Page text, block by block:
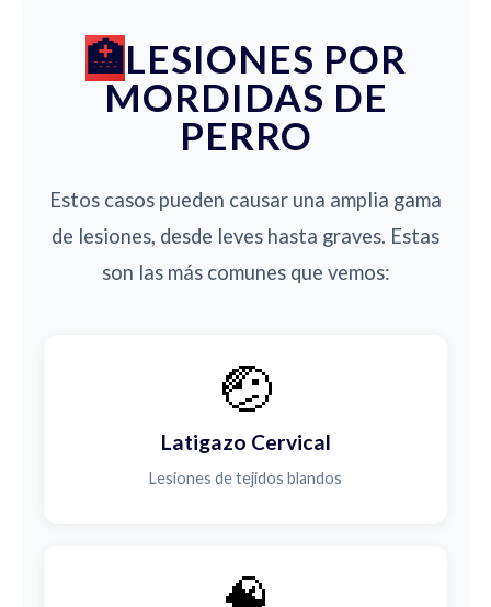
LESIONES POR
MORDIDAS DE
PERRO
Estos casos pueden causar una amplia gama
de lesiones, desde leves hasta graves. Estas
son las más comunes que vemos:
🤕
Latigazo Cervical
Lesiones de tejidos blandos